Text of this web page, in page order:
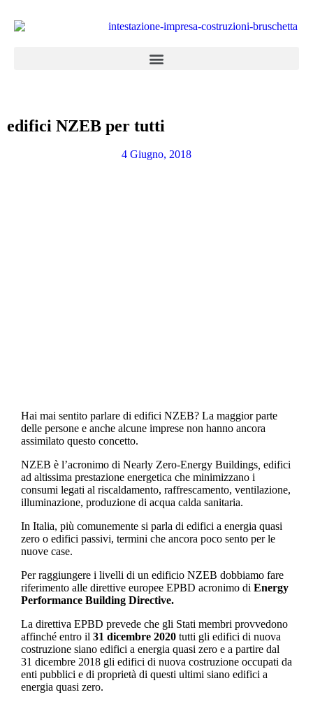
edifici NZEB per tutti
4 Giugno, 2018
Hai mai sentito parlare di edifici NZEB? La maggior parte
delle persone e anche alcune imprese non hanno ancora
assimilato questo concetto.
NZEB è l’acronimo di Nearly Zero-Energy Buildings edifici
ad altissima prestazione energetica che minimizzano i
consumi legati al riscaldamento, raffrescamento, ventilazione,
illuminazione, produzione di acqua calda sanitaria.
In Italia, più comunemente si parla di edifici a energia quasi
zero o edifici passivi, termini che ancora poco sento per le
nuove case.
Per raggiungere i livelli di un edificio NZEB dobbiamo fare
riferimento alle direttive europee EPBD acronimo di Energy
Performance Building Directive.
La direttiva EPBD prevede che gli Stati membri provvedono
affinché entro il 31 dicembre 2020 tutti gli edifici di nuova
costruzione siano edifici a energia quasi zero e a partire dal
31 dicembre 2018 gli edifici di nuova costruzione occupati da
enti pubblici e di proprietà di questi ultimi siano edifici a
energia quasi zero.